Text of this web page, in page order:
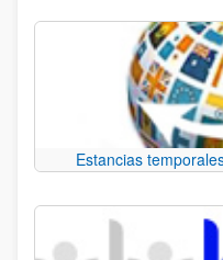
Estancias